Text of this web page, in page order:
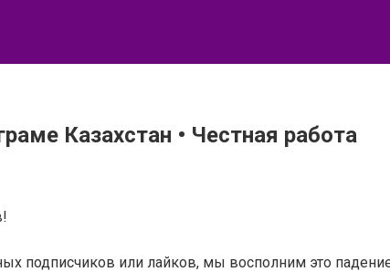
Казахстан • Честная работа
подписчиков или лайков, мы восполним это падение